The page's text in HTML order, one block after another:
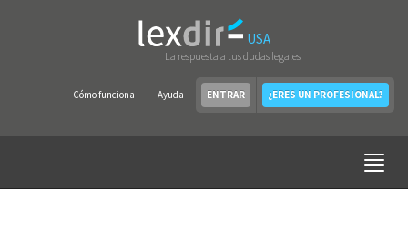
USA
La respuesta a tus dudas legales
Cómo funciona Ayuda ENTRAR ¿ERES UN PROFESIONAL?